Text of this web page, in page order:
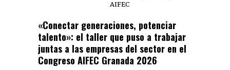
AIFEC
«Conectar generaciones, potenciar
talento»: el taller que puso a trabajar
juntas a las empresas del sector en el
Congreso AIFEC Granada 2026